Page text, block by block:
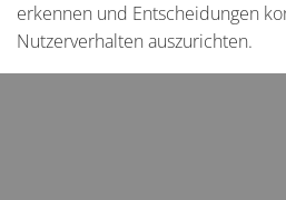
erkennen und Entscheidungen
Nutzerverhalten auszurichten.